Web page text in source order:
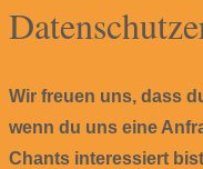
Wir freuen uns, dass
wenn du uns eine
Chants interessiert